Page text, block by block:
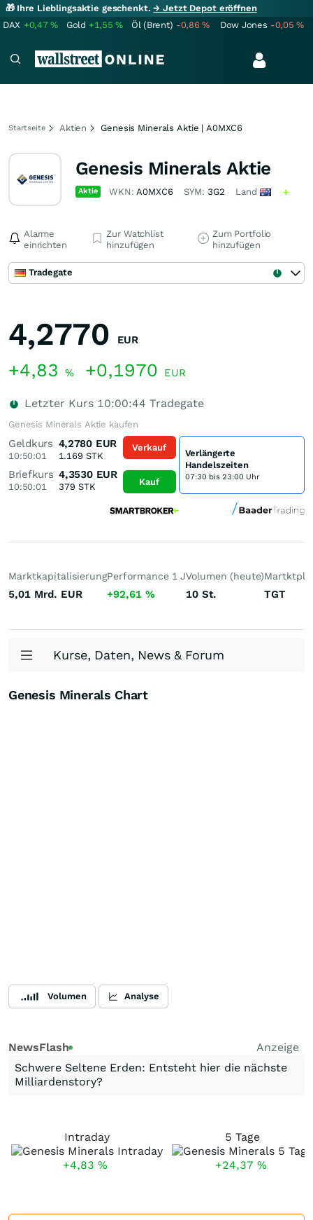
🎁 Ihre Lieblingsaktie geschenkt.→ Jetzt Depot eröffnen
DAX +0,47% Gold +1,55% Öl (Brent) -0,86% Dow Jones -0,05%
Startseite Aktien Genesis Minerals Aktie | A0MXC6
Genesis Minerals Aktie
Aktie WKN:A0MXC6 SYM: 3G2 Land
Alarme
einrichten
Zur Watchlist
hinzufügen
Zum Portfolio
hinzufügen
Tradegate
4,2770 EUR
+4,83 % +0,1970 EUR
Letzter Kurs 10:00:44 Tradegate
Genesis Minerals Aktie kaufen
Geldkurs
10:50:01
4,2780 EUR
1.169 STK
Briefkurs
10:50:01
4,3530 EUR
379 STK
Verkauf
Kauf
Verlängerte
Handelszeiten
07:30 bis 23:00 Uhr
Marktkapitalisierung
5,01 Mrd. EUR
Performance 1 J
+92,61 %
Volumen (heute)
10 St. TGT
Kurse, Daten, News & Forum
Genesis Minerals Chart
Volumen Analyse
NewsFlash
Anzeige
Schwere Seltene Erden: Entsteht hier die nächste
Milliardenstory?
Intraday
+4,83 %
5 Tage
+24,37 %